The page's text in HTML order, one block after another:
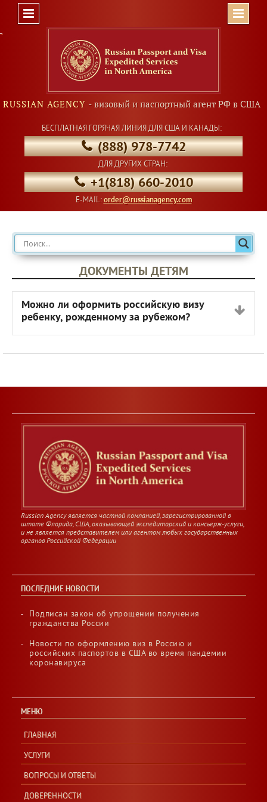
Skip
БЕСПЛАТНАЯ ГОРЯЧАЯ ЛИНИЯ ДЛЯ США И КАНАДЫ:
(888) 978-7742
ДЛЯ ДРУГИХ СТРАН:
+1(818) 660-2010
E-MAIL:order@russianagency.com
RUSSIAN AGENCY - визовый и паспортный агент РФ в США
ДОКУМЕНТЫ ДЕТЯМ
Можно ли оформить российскую визу
ребенку, рожденному за рубежом?
Рассмотрим правила оформления
визы в Россию для ребенка,
рожденного в США, Канаде или
в любой другой стране за
рубежом.
рожденному за границей, если оба родителя
(или единственный родитель) являются
гражданами Российской Федерации на
момент рождения.
Закон (часть 1 пункта «а» статьи 12 Федерального закона
«О гражданстве Российской Федерации» от 31 мая 2002
года № 62-ФЗ) гласит, что ребенок приобретает
Russian Agency является частной компанией, зарегистрированной в
штате Флорида, США, оказывающей экспедиторский и консьерж-услуги,
и не является представителем или агентом любых государственных
органов Российской Федерации
ПОСЛЕДНИЕ НОВОСТИ
Подписан закон об упрощении получения
гражданства России
Новости по оформлению виз в Россию и
российских паспортов в США во время пандемии
коронавируса
МЕНЮ
ГЛАВНАЯ
УСЛУГИ
ВОПРОСЫ И ОТВЕТЫ
ДОВЕРЕННОСТИ